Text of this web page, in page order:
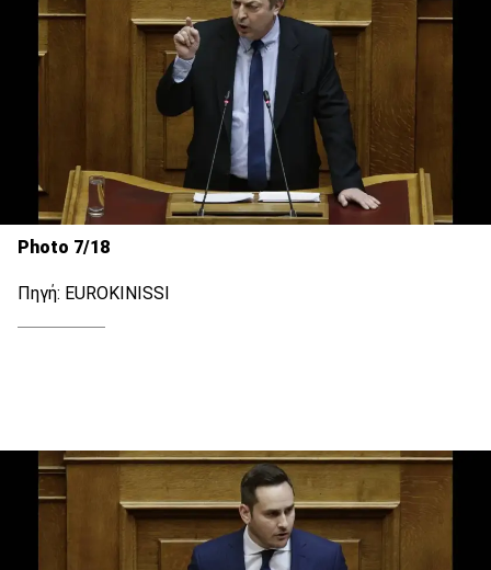
Photo 7/18
Πηγή: EUROKINISSI